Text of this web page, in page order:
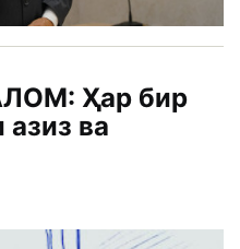
Ҳар бир
азиз ва